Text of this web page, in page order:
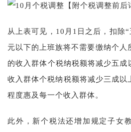
从上表可见，10月1日之后，扣除
元以下的上班族将不需要缴纳个人
的收入群体个税纳税额将减少五成
收入群体个税纳税额将减少三成以
程度惠及每一个收入群体。
此外，新个税法还增加规定子女